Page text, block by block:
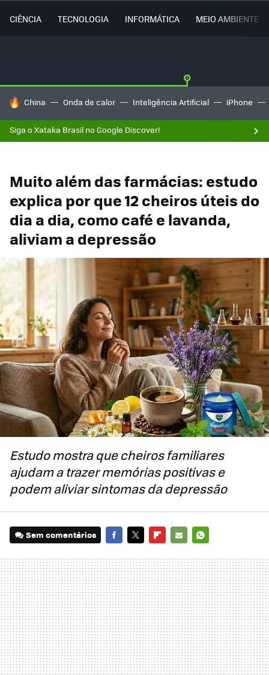
CIÊNCIA TECNOLOGIA INFORMÁTICA MEIO AMBIENTE
TENDÊNCIAS DO DIA
China Onda de calor Inteligência Artificial iPhone
Siga o Xataka Brasil no Google Discover!
Muito além das farmácias: estudo
explica por que 12 cheiros úteis do
dia a dia, como café e lavanda,
aliviam a depressão
Estudo mostra que cheiros familiares
ajudam a trazer memórias positivas e
podem aliviar sintomas da depressão
Sem comentários
MAIL